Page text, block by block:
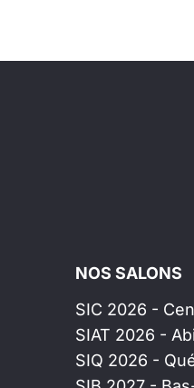
NOS SALONS
SIC 2026 -
SIAT 2026 -
SIQ 2026 -